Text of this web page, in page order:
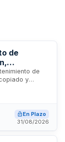
de
de
de
y
instalados en
que se
la flota de
la
En Plazo
31/08/2026